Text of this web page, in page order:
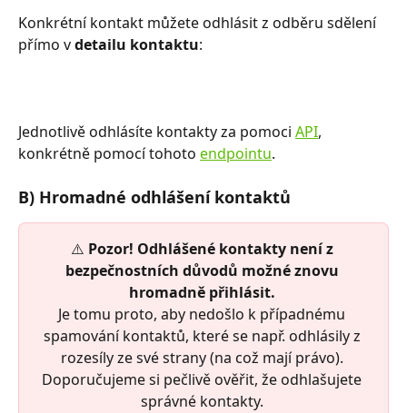
Konkrétní kontakt můžete odhlásit z odběru sdělení
přímo v detailu kontaktu:
Jednotlivě odhlásíte kontakty za pomoci API,
konkrétně pomocí tohoto endpointu.
B) Hromadné odhlášení kontaktů
⚠️ Pozor! Odhlášené kontakty není z
bezpečnostních důvodů možné znovu
hromadně přihlásit.
Je tomu proto, aby nedošlo k případnému
spamování kontaktů, které se např. odhlásily z
rozesíly ze své strany (na což mají právo).
Doporučujeme si pečlivě ověřit, že odhlašujete
správné kontakty.